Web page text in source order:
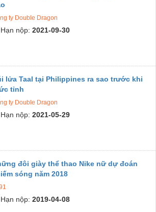
ty Double Dragon
Hạn nộp: 2021-09-30
lửa Taal tại Philippines ra sao trước khi
tỉnh
ty Double Dragon
Hạn nộp: 2021-05-29
đôi giày thể thao Nike nữ dự đoán
sóng năm 2018
Hạn nộp: 2019-04-08